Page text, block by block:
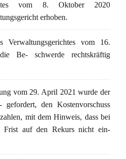
vom 8. Oktober 2020
erhoben.
vom 16.
Be- schwerde rechtskräftig
vom 29. April 2021 wurde der
gefordert, den Kostenvorschuss
mit dem Hinweis, dass bei
Frist auf den Rekurs nicht ein-